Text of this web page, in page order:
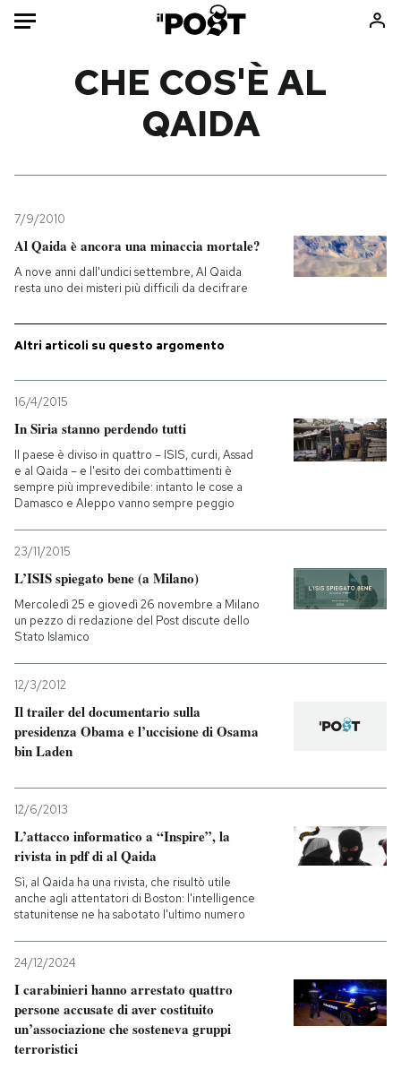
Mondo
Tecnologia
Internet
Scienza
Libri
Ok Boomer!
Media
PODCAST
NEWSLETTER
I MIEI PREFERITI
SHOP
AREA PERSONALE
CHE COS'È AL
QAIDA
7/9/2010
Al Qaida è ancora una minaccia mortale?
A nove anni dall'undici settembre, Al Qaida
resta uno dei misteri più difficili da decifrare
Altri articoli su questo argomento
16/4/2015
In Siria stanno perdendo tutti
Il paese è diviso in quattro – ISIS, curdi, Assad
e al Qaida – e l'esito dei combattimenti è
sempre più imprevedibile: intanto le cose a
Damasco e Aleppo vanno sempre peggio
23/11/2015
L’ISIS spiegato bene (a Milano)
Mercoledì 25 e giovedì 26 novembre a Milano
un pezzo di redazione del Post discute dello
Stato Islamico
12/3/2012
Il trailer del documentario sulla
presidenza Obama e l’uccisione di Osama
bin Laden
12/6/2013
L’attacco informatico a “Inspire”, la
rivista in pdf di al Qaida
Sì, al Qaida ha una rivista, che risultò utile
anche agli attentatori di Boston: l'intelligence
statunitense ne ha sabotato l'ultimo numero
24/12/2024
I carabinieri hanno arrestato quattro
persone accusate di aver costituito
un’associazione che sosteneva gruppi
terroristici